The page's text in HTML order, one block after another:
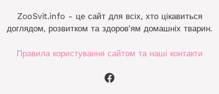
ZooSvit.info - це сайт для всіх, хто цікавиться
доглядом, розвитком та здоров'ям домашніх тварин.
Правила користування сайтом та наші контакти
Facebook